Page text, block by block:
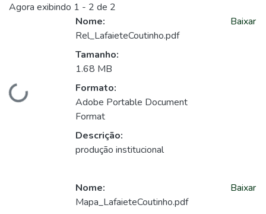
Agora exibindo 1 - 2 de 2
Carregando...
Nome:
Rel_LafaieteCoutinho.pdf
Tamanho:
1.68 MB
Formato:
Adobe Portable Document
Format
Descrição:
produção institucional
Baixar
Nome:
Mapa_LafaieteCoutinho.pdf
Baixar